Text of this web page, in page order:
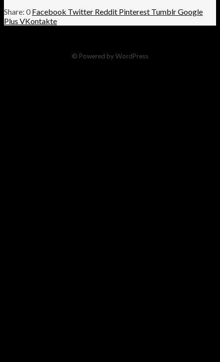
0 Facebook Twitter Reddit Pinterest TumblrGoogle
Plus VKontakte
© Powered by WordPress